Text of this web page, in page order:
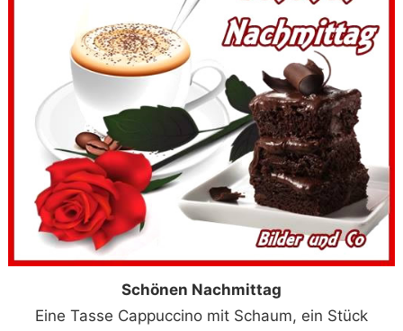
Schönen Nachmittag
Eine Tasse Cappuccino mit Schaum, ein Stück